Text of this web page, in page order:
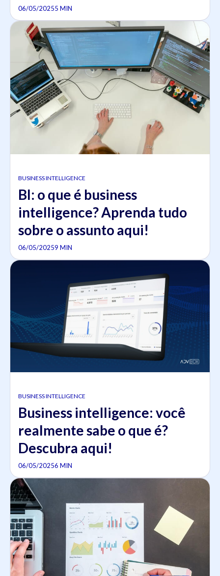
06/05/20255 MIN
BUSINESS INTELLIGENCE
BI: o que é business
intelligence? Aprenda tudo
sobre o assunto aqui!
06/05/20259 MIN
BUSINESS INTELLIGENCE
Business intelligence: você
realmente sabe o que é?
Descubra aqui!
06/05/20256 MIN